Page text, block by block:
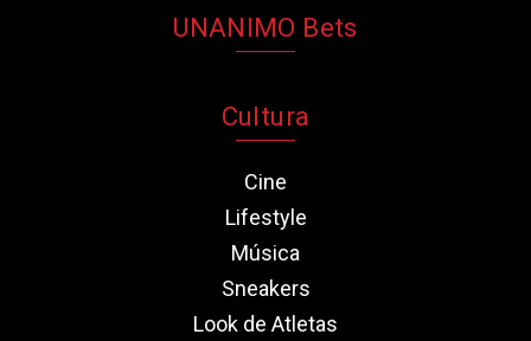
UNANIMO Bets
Cultura
Cine
Lifestyle
Música
Sneakers
Look de Atletas